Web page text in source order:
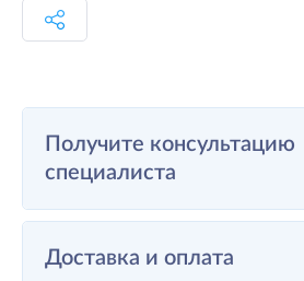
Получите консультацию
специалиста
Доставка и оплата